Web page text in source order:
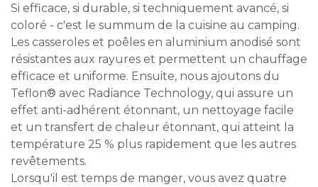
Si efficace, si durable, si techniquement avancé, si
coloré - c'est le summum de la cuisine au camping.
Les casseroles et poêles en aluminium anodisé sont
résistantes aux rayures et permettent un chauffage
efficace et uniforme. Ensuite, nous ajoutons du
Teflon® avec Radiance Technology, qui assure un
effet anti-adhérent étonnant, un nettoyage facile
et un transfert de chaleur étonnant, qui atteint la
température 25 % plus rapidement que les autres
revêtements.
Lorsqu'il est temps de manger, vous avez quatre